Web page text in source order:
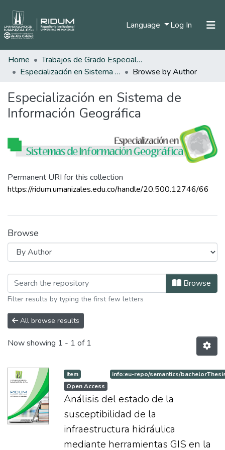
Language Log In (current)
All of DSpace
Home
Trabajos de Grado Especializaciones
Especialización en Sistema de Información Geográfica
Browse by Author
Especialización en Sistema de
Información Geográfica
Permanent URI for this collection
https://ridum.umanizales.edu.co/handle/20.500.12746/66
Browse
Browsing Especialización en Browse
Filter results by typing the first few letters
All browse results
Now showing 1 - 1 of 1
Item
Open Access
info:eu-repo/semantics/
Análisis del estado de la
susceptibilidad de la
infraestructura hidráulica
mediante herramientas GIS en la